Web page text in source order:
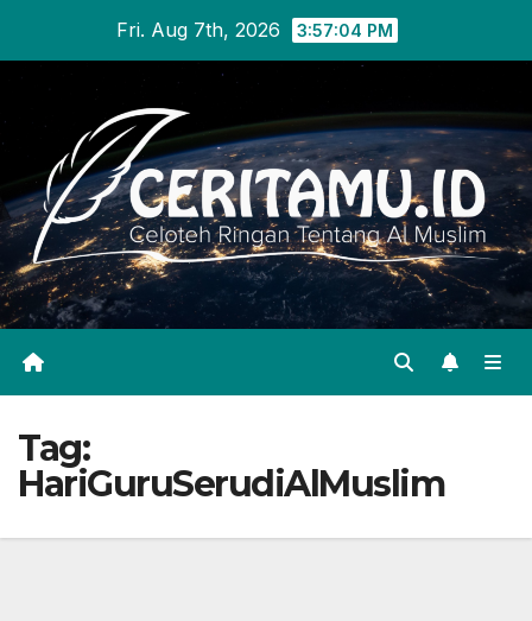
Fri. Aug 7th, 2026 3:57:04 PM
Tag:
HariGuruSerudiAlMuslim